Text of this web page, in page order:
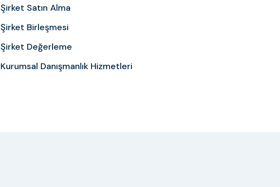
Şirket Satın Alma
Şirket Birleşmesi
Şirket Değerleme
Kurumsal Danışmanlık Hizmetleri